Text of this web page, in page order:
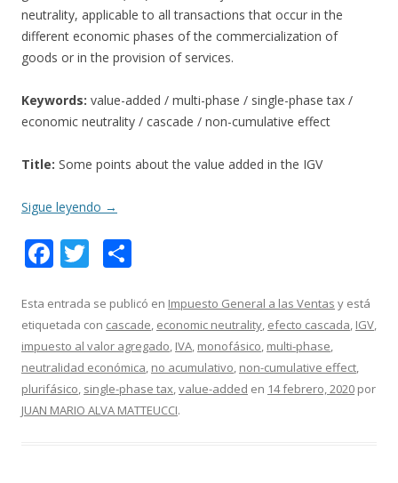
neutrality, applicable to all transactions that occur in the
different economic phases of the commercialization of
goods or in the provision of services.
Keywords: value-added / multi-phase / single-phase tax /
economic neutrality / cascade / non-cumulative effect
Title: Some points about the value added in the IGV
Sigue leyendo →
F
e
b
o
o
k
T
itt
er
m
p
ar
ti
r
Esta entrada se publicó en Impuesto General a las Ventas y está
etiquetada con cascade, economic neutrality, efecto cascada, IGV,
impuesto al valor agregado, IVA, monofásico, multi-phase,
neutralidad económica, no acumulativo, non-cumulative effect,
plurifásico, single-phase tax,value-added en 14 febrero, 2020 por
JUAN MARIO ALVA MATTEUCCI.